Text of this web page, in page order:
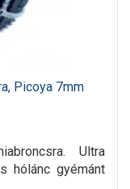
Picoya 7mm
Ultra
hólánc gyémánt